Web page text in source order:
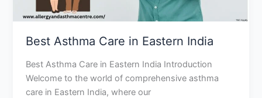
Best Asthma Care in Eastern India
Best Asthma Care in Eastern India Introduction
Welcome to the world of comprehensive asthma
care in Eastern India, where our